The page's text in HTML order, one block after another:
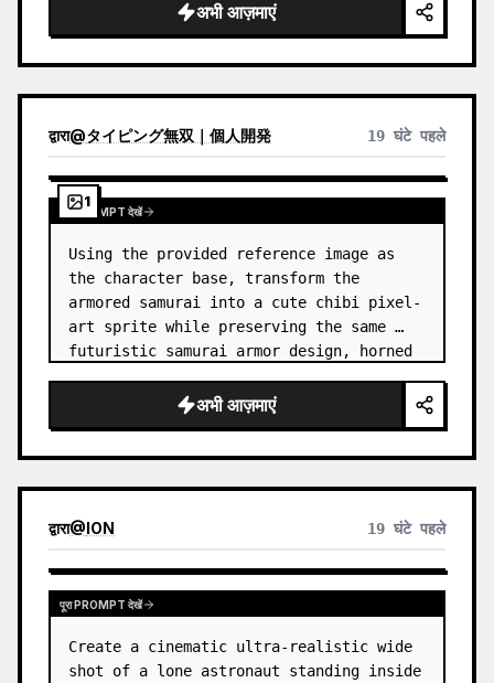
अभी आज़माएं
द्वारा@タイピング無双｜個人開発 19 घंटे पहले
1
पूरा PROMPT देखें
Using the provided reference image as
the character base, transform the
armored samurai into a cute chibi pixel-
art sprite while preserving the same
futuristic samurai armor design, horned
accents, glowing cyan energy details,…
अभी आज़माएं
द्वारा@ION 19 घंटे पहले
पूरा PROMPT देखें
Create a cinematic ultra-realistic wide
shot of a lone astronaut standing inside